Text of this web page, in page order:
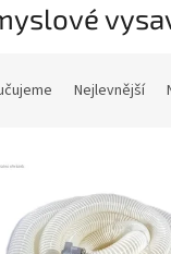
Nejlevnější